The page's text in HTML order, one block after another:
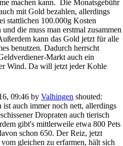
machen kann. Die Monatsgebühr
mit Gold bezahlen, allerdings
stattlichen 100.000g Kosten
und die muss man erstmal zusammen
kann das Gold jetzt für alle
benutzen. Dadurch herrscht
Markt auch ein
Wind. Da will jetzt jeder Kohle
09:46 by Valhingen shouted:
ist auch immer noch nett, allerdings
Dropraten auch tierisch
gibt's mittlerweile etwa 800 Pets
schon 650. Der Reiz, jetzt
gleichen zu erfarmen, hält sich